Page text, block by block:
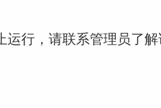
运行，请联系管理员了